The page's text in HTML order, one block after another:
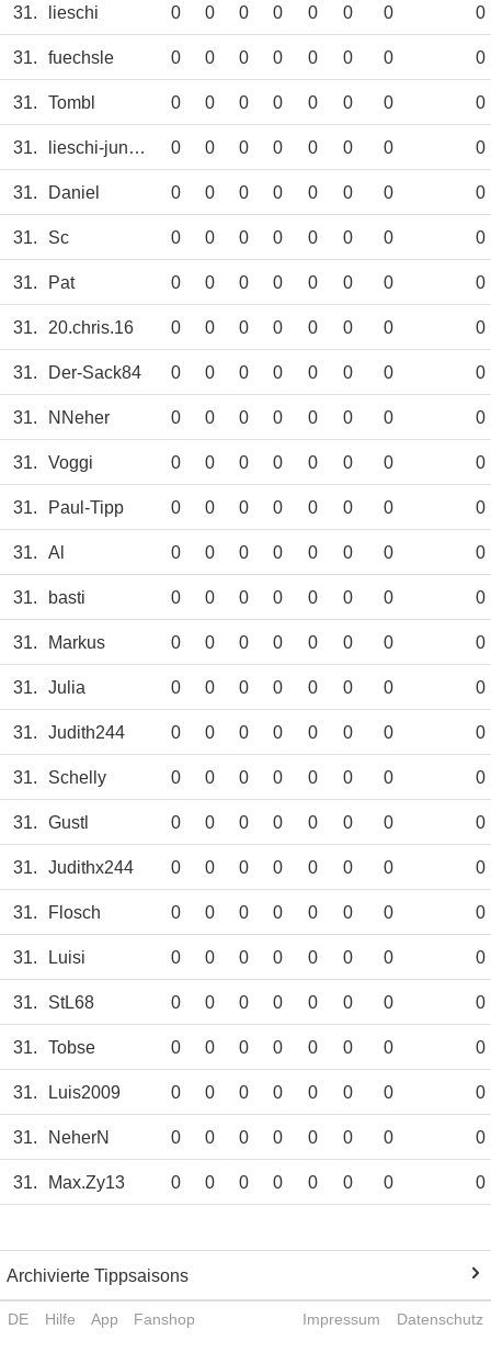
31. lieschi 0 0 0 0 0 0 0 0
31. fuechsle 0 0 0 0 0 0 0 0
31. Tombl 0 0 0 0 0 0 0 0
31. lieschi-junior 0 0 0 0 0 0 0 0
31. Daniel 0 0 0 0 0 0 0 0
31. Sc 0 0 0 0 0 0 0 0
31. Pat 0 0 0 0 0 0 0 0
31. 20.chris.16 0 0 0 0 0 0 0 0
31. Der-Sack84 0 0 0 0 0 0 0 0
31. NNeher 0 0 0 0 0 0 0 0
31. Voggi 0 0 0 0 0 0 0 0
31. Paul-Tipp 0 0 0 0 0 0 0 0
31. Al 0 0 0 0 0 0 0 0
31. basti 0 0 0 0 0 0 0 0
31. Markus 0 0 0 0 0 0 0 0
31. Julia 0 0 0 0 0 0 0 0
31. Judith244 0 0 0 0 0 0 0 0
31. Schelly 0 0 0 0 0 0 0 0
31. Gustl 0 0 0 0 0 0 0 0
31. Judithx244 0 0 0 0 0 0 0 0
31. Flosch 0 0 0 0 0 0 0 0
31. Luisi 0 0 0 0 0 0 0 0
31. StL68 0 0 0 0 0 0 0 0
31. Tobse 0 0 0 0 0 0 0 0
31. Luis2009 0 0 0 0 0 0 0 0
31. NeherN 0 0 0 0 0 0 0 0
31. Max.Zy13 0 0 0 0 0 0 0 0
Archivierte Tippsaisons
DE Hilfe App Fanshop Impressum Datenschutz